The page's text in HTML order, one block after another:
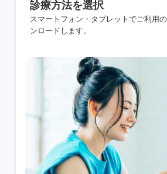
診療方法を選択
スマートフォン・タブレットでご利用
ンロードします。